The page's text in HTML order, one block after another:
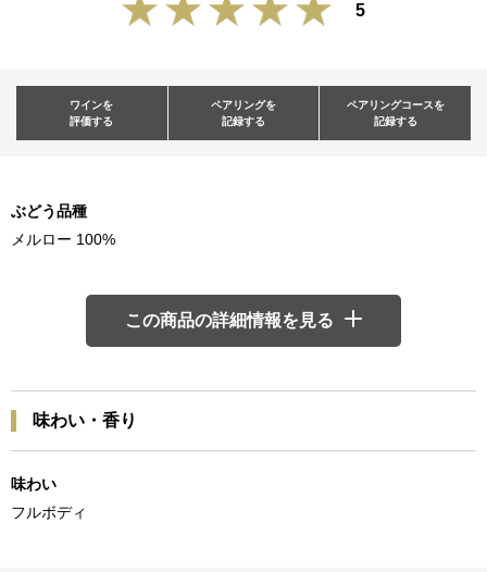
5
ワインを
評価する
ペアリングを
記録する
ペアリングコースを
記録する
ぶどう品種
メルロー 100%
この商品の詳細情報を見る
味わい・香り
味わい
フルボディ